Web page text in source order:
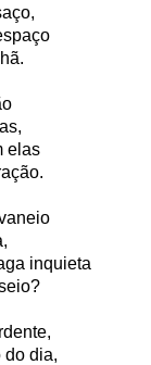
elas
inquieta
do dia,